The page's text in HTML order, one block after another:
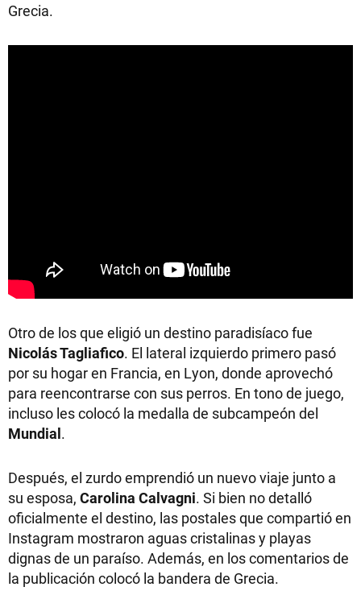
Grecia.
Otro de los que eligió un destino paradisíaco fue
Nicolás Tagliafico. El lateral izquierdo primero pasó
por su hogar en Francia, en Lyon, donde aprovechó
para reencontrarse con sus perros. En tono de juego,
incluso les colocó la medalla de subcampeón del
Mundial.
Después, el zurdo emprendió un nuevo viaje junto a
su esposa, Carolina Calvagni. Si bien no detalló
oficialmente el destino, las postales que compartió en
Instagram mostraron aguas cristalinas y playas
dignas de un paraíso. Además, en los comentarios de
la publicación colocó la bandera de Grecia.